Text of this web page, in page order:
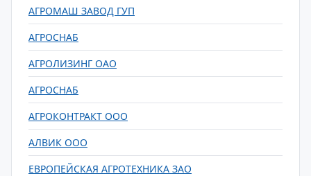
АГРОМАШ ЗАВОД ГУП
АГРОСНАБ
АГРОЛИЗИНГ ОАО
АГРОСНАБ
АГРОКОНТРАКТ ООО
АЛВИК ООО
ЕВРОПЕЙСКАЯ АГРОТЕХНИКА ЗАО